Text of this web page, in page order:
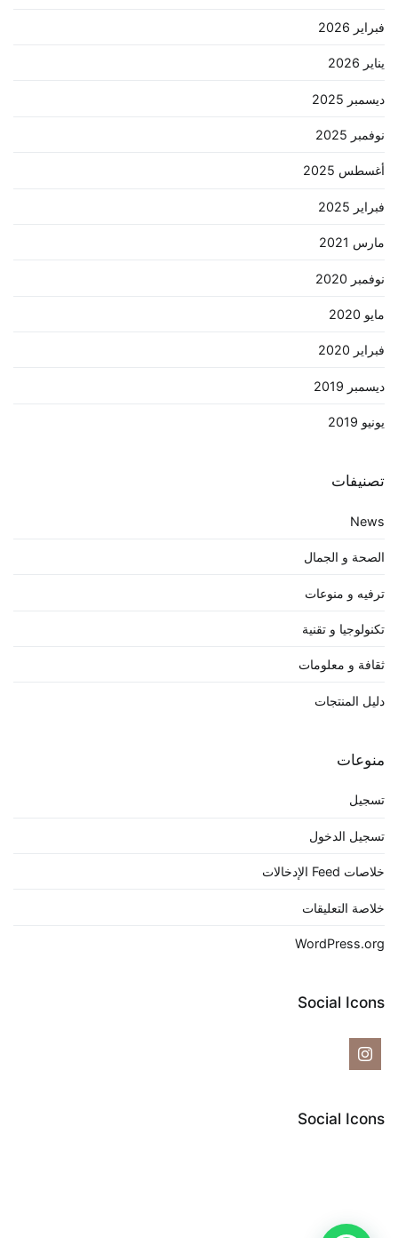
فبراير 2026
يناير 2026
ديسمبر 2025
نوفمبر 2025
أغسطس 2025
فبراير 2025
مارس 2021
نوفمبر 2020
مايو 2020
فبراير 2020
ديسمبر 2019
يونيو 2019
تصنيفات
News
الصحة و الجمال
ترفيه و منوعات
تكنولوجيا و تقنية
ثقافة و معلومات
دليل المنتجات
منوعات
تسجيل
تسجيل الدخول
خلاصات Feed الإدخالات
خلاصة التعليقات
WordPress.org
Social Icons
Social Icons